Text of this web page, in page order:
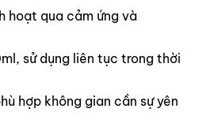
hoạt qua cảm ứng và
sử dụng liên tục trong thời
hợp không gian cần sự yên